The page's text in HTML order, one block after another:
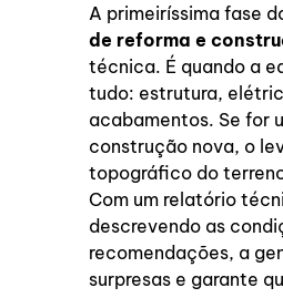
A primeiríssima fase
de reforma e
técnica. É quando a
tudo: estrutura,
acabamentos. Se for
construção nova, o
topográfico do
Com um relatório
descrevendo as
recomendações, a
surpresas e garante